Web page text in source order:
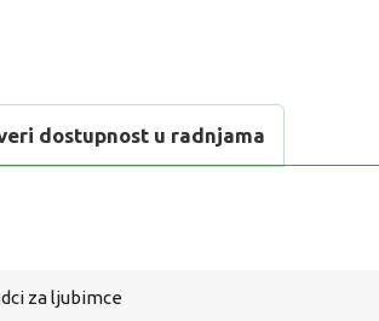
dostupnost u radnjama
za ljubimce